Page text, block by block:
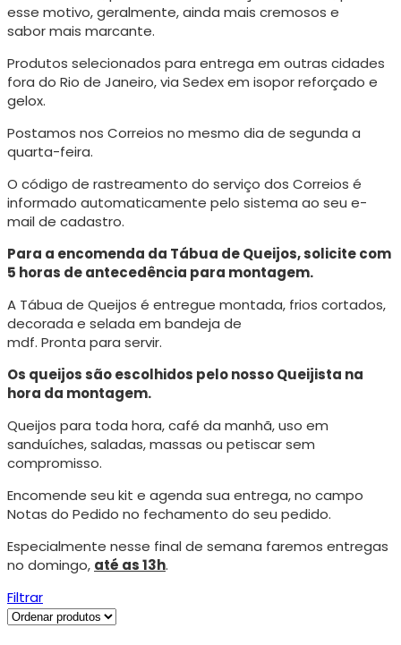
esse motivo, geralmente, ainda mais cremosos e
sabor mais marcante.
Produtos selecionados para entrega em outras cidades
fora do Rio de Janeiro, via Sedex em isopor reforçado e
gelox.
Postamos nos Correios no mesmo dia de segunda a
quarta-feira.
O código de rastreamento do serviço dos Correios é
informado automaticamente pelo sistema ao seu e-
mail de cadastro.
Para a encomenda da Tábua de Queijos, solicite com
5 horas de antecedência para montagem.
A Tábua de Queijos é entregue montada, frios cortados,
decorada e selada em bandeja de
mdf. Pronta para servir.
Os queijos são escolhidos pelo nosso Queijista na
hora da montagem.
Queijos para toda hora, café da manhã, uso em
sanduíches, saladas, massas ou petiscar sem
compromisso.
Encomende seu kit e agenda sua entrega, no campo
Notas do Pedido no fechamento do seu pedido.
Especialmente nesse final de semana faremos entregas
no domingo, até as 13h.
Filtrar